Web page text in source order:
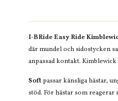
I-BRide Easy Ride
där mundel och sidostycken
anpassad kontakt.
Soft passar känsliga hästar,
stöd. För hästar som